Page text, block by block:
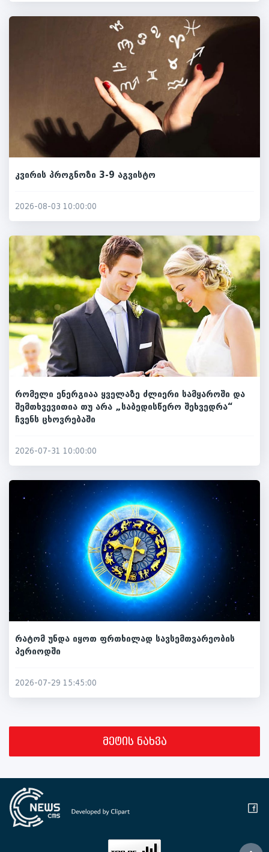
კვირის პროგნოზი 3-9 აგვისტო
2026-08-03 10:00:00
რომელი ენერგიაა ყველაზე ძლიერი სამყაროში და
შემთხვევითია თუ არა „საბედისწერო შეხვედრა“
ჩვენს ცხოვრებაში
2026-07-31 10:00:00
რატომ უნდა იყოთ ფრთხილად სავსემთვარეობის
პერიოდში
2026-07-29 15:45:00
მეტის ნახვა